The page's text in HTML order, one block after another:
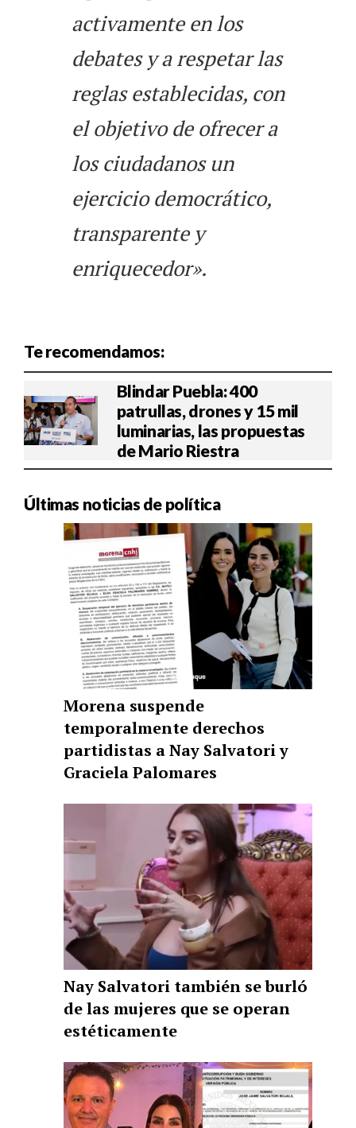
activamente en los
debates y a respetar las
reglas establecidas, con
el objetivo de ofrecer a
los ciudadanos un
ejercicio democrático,
transparente y
enriquecedor».
Te recomendamos:
Blindar Puebla: 400
patrullas, drones y 15 mil
luminarias, las propuestas
de Mario Riestra
Últimas noticias de política
Morena suspende
temporalmente derechos
partidistas a Nay Salvatori y
Graciela Palomares
Nay Salvatori también se burló
de las mujeres que se operan
estéticamente